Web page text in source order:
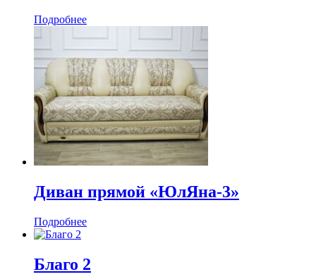
Подробнее
Диван прямой «ЮлЯна-3»
Подробнее
Благо 2